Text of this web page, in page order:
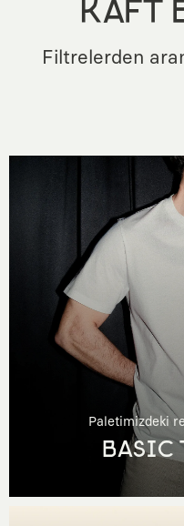
KAFT
Filtrelerden
Paletimizdeki
BASIC